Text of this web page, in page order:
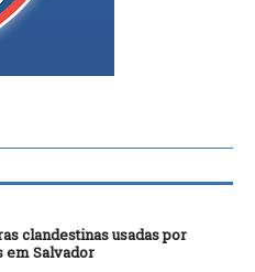
clandestinas usadas por
em Salvador